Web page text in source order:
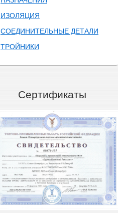
ИЗОЛЯЦИЯ
СОЕДИНИТЕЛЬНЫЕ ДЕТАЛИ
ТРОЙНИКИ
Сертификаты